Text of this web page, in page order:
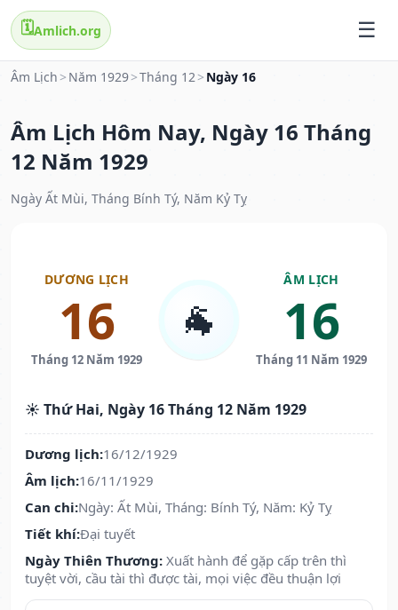
🗓️Amlich.org
Âm Lịch > Năm 1929>Tháng 12> Ngày 16
Âm Lịch Hôm Nay, Ngày 16 Tháng
12 Năm 1929
Ngày Ất Mùi, Tháng Bính Tý, Năm Kỷ Tỵ
DƯƠNG LỊCH
16
Tháng 12 Năm 1929
🐐
ÂM LỊCH
16
Tháng 11 Năm 1929
☀️ Thứ Hai, Ngày 16 Tháng 12 Năm 1929
Dương lịch:16/12/1929
Âm lịch:16/11/1929
Can chi:Ngày: Ất Mùi, Tháng: Bính Tý, Năm: Kỷ Tỵ
Tiết khí:Đại tuyết
Ngày Thiên Thương: Xuất hành để gặp cấp trên thì
tuyệt vời, cầu tài thì được tài, mọi việc đều thuận lợi